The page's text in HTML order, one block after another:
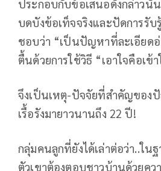
ประกอบกับข้อเสนอดังกล่าวนั้
บดบังข้อเท็จจริงและปัดการรับ
ชอบว่า “เป็นปัญหาที่ละเอีย
ตื้นด้วยการใช้วิธี “เอาใจคือเข้า
จึงเป็นเหตุ-ปัจจัยที่สำคัญของ
เรื้อรังมายาวนานถึง 22 ปี!
กลุ่มคนลูกที่ยังได้เล่าต่อว่า..ใน
ตัวเขาต้องตอบชาวบ้านด้วยคว